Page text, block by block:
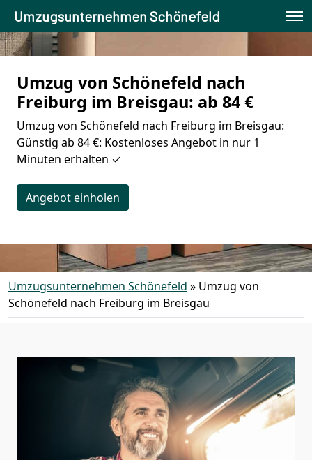
Umzugsunternehmen Schönefeld
Umzug von Schönefeld nach
Freiburg im Breisgau: ab 84 €
Umzug von Schönefeld nach Freiburg im Breisgau:
Günstig ab 84 €: Kostenloses Angebot in nur 1
Minuten erhalten ✓
Angebot einholen
Umzugsunternehmen Schönefeld » Umzug von
Schönefeld nach Freiburg im Breisgau